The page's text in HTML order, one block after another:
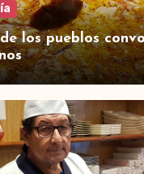
los pueblos